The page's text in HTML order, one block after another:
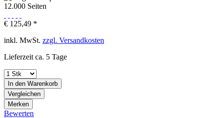
€ 125,49 *
inkl. MwSt. zzgl. Versandkosten
Lieferzeit ca. 5 Tage
In den Warenkorb
Vergleichen
Merken
Bewerten